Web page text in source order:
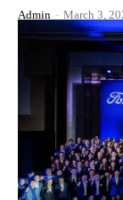
Admin - March 3,